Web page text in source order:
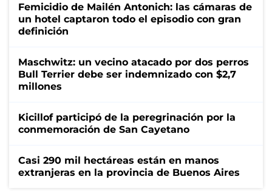
Femicidio de Mailén Antonich: las cámaras de
un hotel captaron todo el episodio con gran
definición
Maschwitz: un vecino atacado por dos perros
Bull Terrier debe ser indemnizado con $2,7
millones
Kicillof participó de la peregrinación por la
conmemoración de San Cayetano
Casi 290 mil hectáreas están en manos
extranjeras en la provincia de Buenos Aires